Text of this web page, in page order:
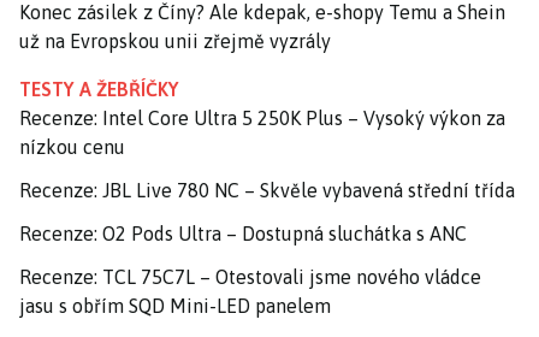
Konec zásilek z Číny? Ale kdepak, e-shopy Temu a Shein
už na Evropskou unii zřejmě vyzrály
TESTY A ŽEBŘÍČKY
Recenze: Intel Core Ultra 5 250K Plus – Vysoký výkon za
nízkou cenu
Recenze: JBL Live 780 NC – Skvěle vybavená střední třída
Recenze: O2 Pods Ultra – Dostupná sluchátka s ANC
Recenze: TCL 75C7L – Otestovali jsme nového vládce
jasu s obřím SQD Mini-LED panelem